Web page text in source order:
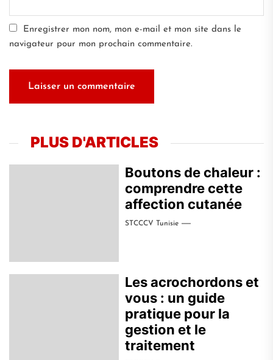
Enregistrer mon nom, mon e-mail et mon site dans le
navigateur pour mon prochain commentaire.
PLUS D'ARTICLES
Boutons de chaleur :
comprendre cette
affection cutanée
STCCCV Tunisie
Les acrochordons et
vous : un guide
pratique pour la
gestion et le
traitement